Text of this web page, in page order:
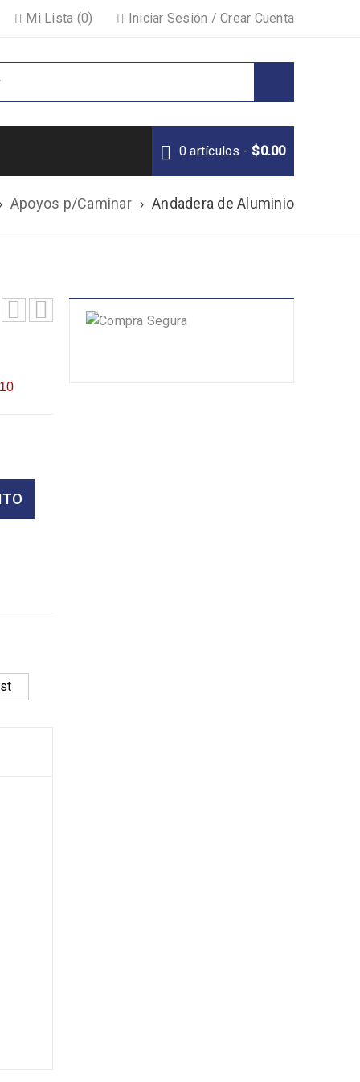
Iniciar Sesión / Crear Cuenta
Mi Lista (0)
0 artículos - $0.00
› Apoyos p/Caminar › Andadera de Aluminio